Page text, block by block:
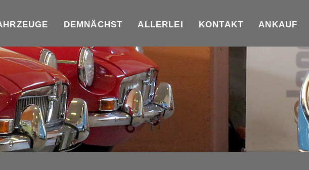
DEMNÄCHST ALLERLEI KONTAKT ANKAUF